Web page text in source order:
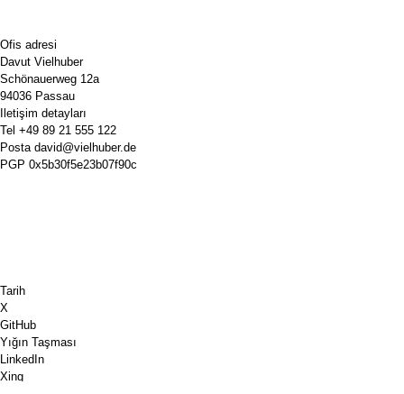
Ofis adresi
Davut Vielhuber
Schönauerweg 12a
94036 Passau
Iletişim detayları
Tel +49 89 21 555 122
Posta david@vielhuber.de
PGP 0x5b30f5e23b07f90c
Tarih
X
GitHub
Yığın Taşması
LinkedIn
Xing